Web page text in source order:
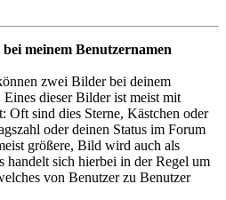
meinem Benutzernamen
zwei Bilder bei deinem
Eines dieser Bilder ist meist mit
Oft sind dies Sterne, Kästchen oder
oder deinen Status im Forum
größere, Bild wird auch als
handelt sich hierbei in der Regel um
von Benutzer zu Benutzer